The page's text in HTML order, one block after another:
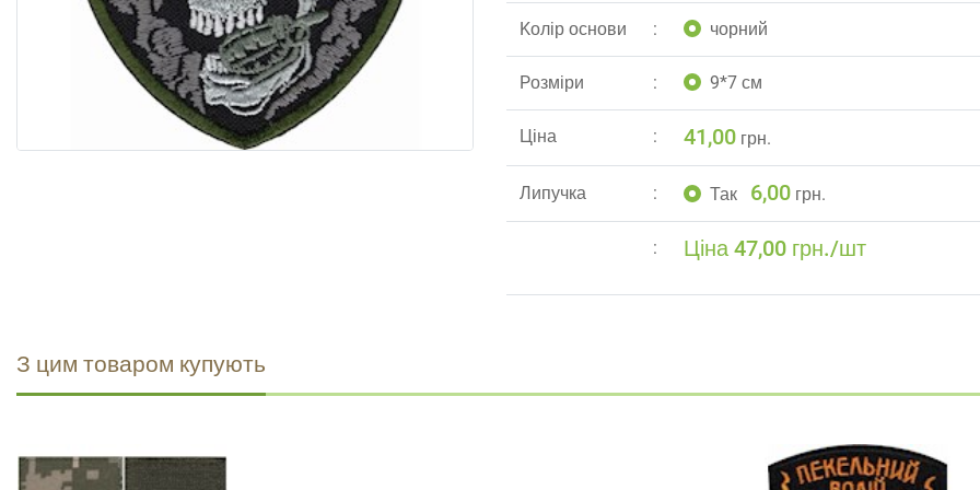
Kолір основи чорний
Pозміри 9*7 см
Ціна 41,00 грн.
Липучка Так 6,00 грн.
Ціна 47,00 грн./шт
З цим товаром купують